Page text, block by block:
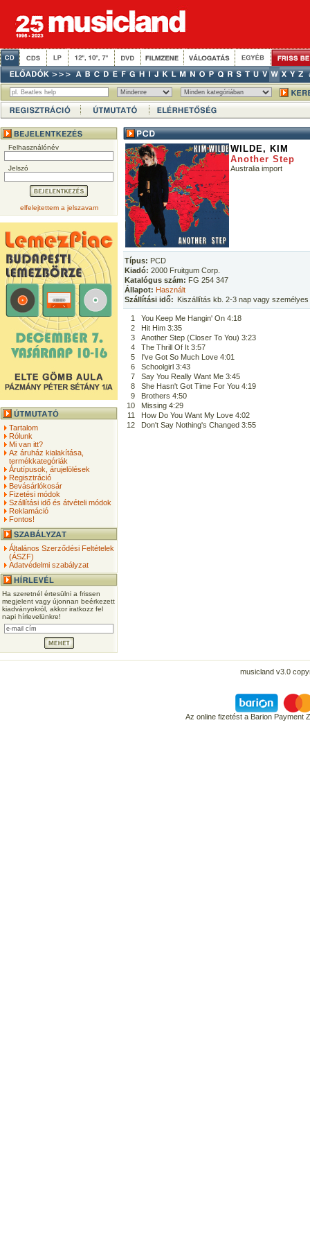
Felhasználónév
Jelszó
elfelejtettem a jelszavam
Tartalom
Rólunk
Mi van itt?
Az áruház kialakítása,
termékkategóriák
Árutípusok, árujelölések
Regisztráció
Bevásárlókosár
Fizetési módok
Szállítási idő és átvételi módok
Reklamáció
Fontos!
Általános Szerződési Feltételek
(ÁSZF)
Adatvédelmi szabályzat
Ha szeretnél értesülni a frissen
megjelent vagy újonnan beérkezett
kiadványokról, akkor iratkozz fel
napi hírlevelünkre!
WILDE, KIM
Another Step
Australia import
Típus: PCD
Kiadó: 2000 Fruitgum Corp.
Katalógus szám: FG 254 347
Állapot: Használt
Szállítási idő: Kiszállítás kb. 2-3 nap vagy
1
You Keep Me Hangin' On 4:18
2
Hit Him 3:35
3
Another Step (Closer To You) 3:23
4
The Thrill Of It 3:57
5
I've Got So Much Love 4:01
6
Schoolgirl 3:43
7
Say You Really Want Me 3:45
8
She Hasn't Got Time For You 4:19
9
Brothers 4:50
10
Missing 4:29
11
How Do You Want My Love 4:02
12
Don't Say Nothing's Changed 3:55
musicland v3.0
Az online fizetést a Barion Payment